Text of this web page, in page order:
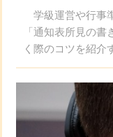
学級運営や行事
「通知表所見の
く際のコツを紹介